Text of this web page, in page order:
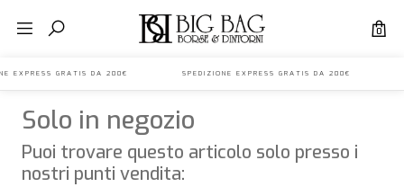
0
EXPRESS GRATIS DA 200€ SPEDIZIONE EXPRESS GRATIS DA
Solo in negozio
Puoi trovare questo articolo solo presso i
nostri punti vendita: